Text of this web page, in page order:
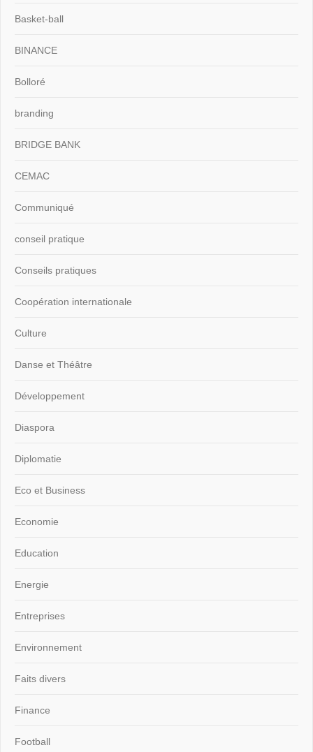
Basket-ball
BINANCE
Bolloré
branding
BRIDGE BANK
CEMAC
Communiqué
conseil pratique
Conseils pratiques
Coopération internationale
Culture
Danse et Théâtre
Développement
Diaspora
Diplomatie
Eco et Business
Economie
Education
Energie
Entreprises
Environnement
Faits divers
Finance
Football